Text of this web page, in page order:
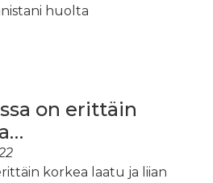
huolta
on erittäin
korkea laatu ja liian